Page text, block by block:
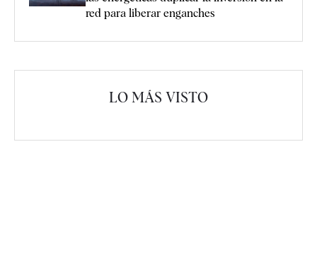
red para liberar enganches
LO MÁS VISTO